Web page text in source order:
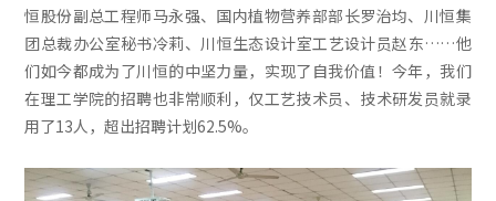
恒股份副总工程师马永强、国内植物营养部部长罗治均、川恒集
团总裁办公室秘书冷莉、川恒生态设计室工艺设计员赵东……他
们如今都成为了川恒的中坚力量，实现了自我价值！今年，我们
在理工学院的招聘也非常顺利，仅工艺技术员、技术研发员就录
用了13人，超出招聘计划62.5%。